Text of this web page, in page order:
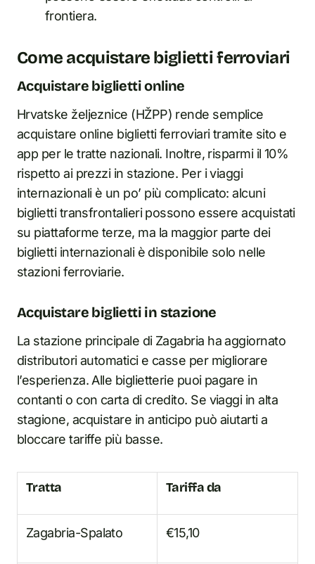
frontiera.
Come acquistare biglietti ferroviari
Acquistare biglietti online
Hrvatske željeznice (HŽPP) rende semplice
acquistare online biglietti ferroviari tramite sito e
app per le tratte nazionali. Inoltre, risparmi il 10%
rispetto ai prezzi in stazione. Per i viaggi
internazionali è un po’ più complicato: alcuni
biglietti transfrontalieri possono essere acquistati
su piattaforme terze, ma la maggior parte dei
biglietti internazionali è disponibile solo nelle
stazioni ferroviarie.
Acquistare biglietti in stazione
La stazione principale di Zagabria ha aggiornato
distributori automatici e casse per migliorare
l’esperienza. Alle biglietterie puoi pagare in
contanti o con carta di credito. Se viaggi in alta
stagione, acquistare in anticipo può aiutarti a
bloccare tariffe più basse.
Tratta Tariffa da
Zagabria-Spalato €15,10